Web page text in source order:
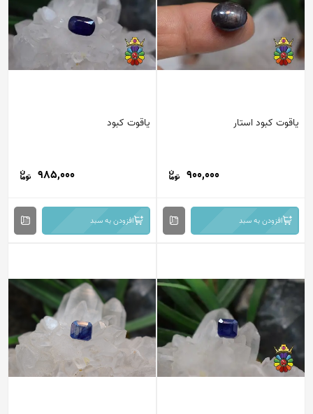
یاقوت کبود استار
900,000
افزودن به سبد
یاقوت کبود
985,000
افزودن به سبد